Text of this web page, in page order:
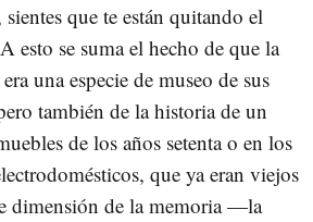
que te están quitando el
esto se suma el hecho de que la
una especie de museo de sus
también de la historia de un
de los años setenta o en los
que ya eran viejos
dimensión de la memoria —la